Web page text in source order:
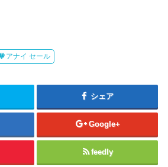
アナイ セール
シェア
Google+
feedly